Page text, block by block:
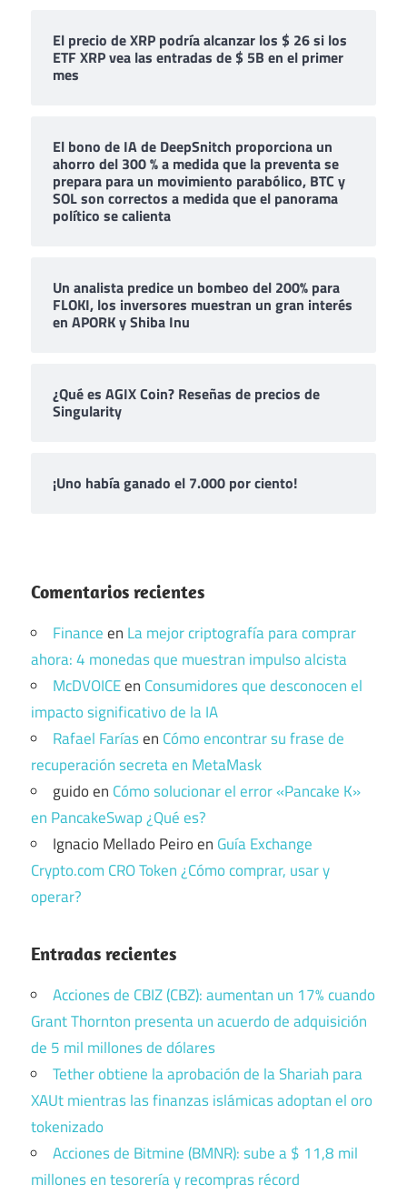
El precio de XRP podría alcanzar los $ 26 si los
ETF XRP vea las entradas de $ 5B en el primer
mes
El bono de IA de DeepSnitch proporciona un
ahorro del 300 % a medida que la preventa se
prepara para un movimiento parabólico, BTC y
SOL son correctos a medida que el panorama
político se calienta
Un analista predice un bombeo del 200% para
FLOKI, los inversores muestran un gran interés
en APORK y Shiba Inu
¿Qué es AGIX Coin? Reseñas de precios de
Singularity
¡Uno había ganado el 7.000 por ciento!
Comentarios recientes
Financeen La mejor criptografía para comprar
ahora: 4 monedas que muestran impulso alcista
McDVOICEen Consumidores que desconocen el
impacto significativo de la IA
Rafael Faríasen Cómo encontrar su frase de
recuperación secreta en MetaMask
guidoen Cómo solucionar el error «Pancake K»
en PancakeSwap ¿Qué es?
Ignacio Mellado Peiroen Guía Exchange
Crypto.com CRO Token ¿Cómo comprar, usar y
operar?
Entradas recientes
Acciones de CBIZ (CBZ): aumentan un 17% cuando
Grant Thornton presenta un acuerdo de adquisición
de 5 mil millones de dólares
Tether obtiene la aprobación de la Shariah para
XAUt mientras las finanzas islámicas adoptan el oro
tokenizado
Acciones de Bitmine (BMNR): sube a $ 11,8 mil
millones en tesorería y recompras récord